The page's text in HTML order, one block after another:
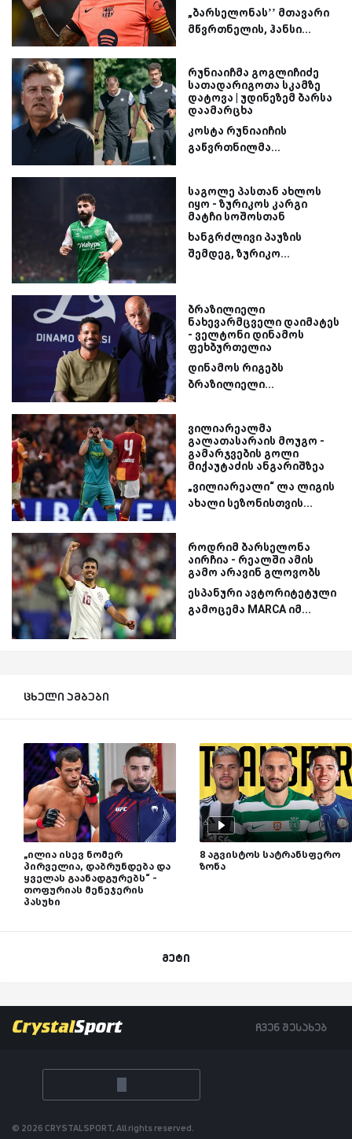
„ბარსელონას’’ მთავარი
მწვრთნელის, ჰანსი...
რუნიაიჩმა გოგლიჩიძე
სათადარიგოთა სკამზე
დატოვა | უდინეზემ ბარსა
დაამარცხა
კოსტა რუნიაიჩის
გაწვრთნილმა...
საგოლე პასთან ახლოს
იყო - ზურიკოს კარგი
მატჩი სოშოსთან
ხანგრძლივი პაუზის
შემდეგ, ზურიკო...
ბრაზილიელი
ნახევარმცველი დაიმატეს
- ველტონი დინამოს
ფეხბურთელია
დინამოს რიგებს
ბრაზილიელი...
ვილიარეალმა
გალათასარაის მოუგო -
გამარჯვების გოლი
მიქაუტაძის ანგარიშზეა
„ვილიარეალი“ ლა ლიგის
ახალი სეზონისთვის...
როდრიმ ბარსელონა
აირჩია - რეალში ამის
გამო არავინ გლოვობს
ესპანური ავტორიტეტული
გამოცემა MARCA იმ...
ცხელი ამბები
„ილია ისევ ნომერ
პირველია, დაბრუნდება და
ყველას გაანადგურებს“ -
თოფურიას მენეჯერის
პასუხი
8 აგვისტოს სატრანსფერო
ზონა
მეტი
ჩვენ შესახებ
© 2026 CRYSTALSPORT, All rights reserved.